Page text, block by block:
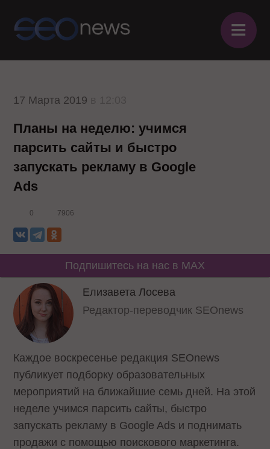
≡
17 Марта 2019
Планы на неделю: учимся
парсить сайты и быстро
запускать рекламу в Google
Ads
0 7906
Подпишитесь на нас в MAX
Елизавета Лосева
Редактор-переводчик SEOnews
Каждое воскресенье редакция SEOnews
публикует подборку образовательных
мероприятий на ближайшие семь дней. На этой
неделе учимся парсить сайты, быстро
запускать рекламу в Google Ads и поднимать
продажи с помощью поискового маркетинга.